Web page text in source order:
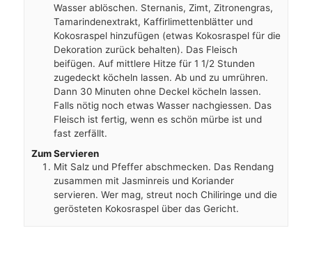
Wasser ablöschen. Sternanis, Zimt, Zitronengras,
Tamarindenextrakt, Kaffirlimettenblätter und
Kokosraspel hinzufügen (etwas Kokosraspel für die
Dekoration zurück behalten). Das Fleisch
beifügen. Auf mittlere Hitze für 1 1/2 Stunden
zugedeckt köcheln lassen. Ab und zu umrühren.
Dann 30 Minuten ohne Deckel köcheln lassen.
Falls nötig noch etwas Wasser nachgiessen. Das
Fleisch ist fertig, wenn es schön mürbe ist und
fast zerfällt.
Zum Servieren
Mit Salz und Pfeffer abschmecken. Das Rendang
zusammen mit Jasminreis und Koriander
servieren. Wer mag, streut noch Chiliringe und die
gerösteten Kokosraspel über das Gericht.